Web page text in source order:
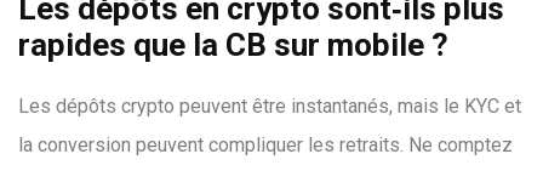
Les dépôts en crypto sont‑ils plus
rapides que la CB sur mobile ?
Les dépôts crypto peuvent être instantanés, mais le KYC et
la conversion peuvent compliquer les retraits. Ne comptez